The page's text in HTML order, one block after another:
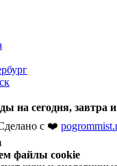
на сегодня, завтра
с ❤️
файлы cookie